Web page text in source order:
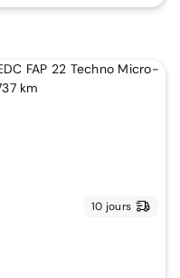
10 jours